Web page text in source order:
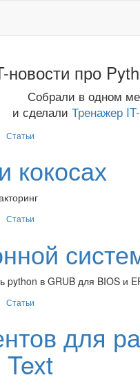
новости про
Собрали в одном
и сделали Тренажер
Статьи
кокосах
Статьи
python в GRUB для BIOS и
Статьи
для